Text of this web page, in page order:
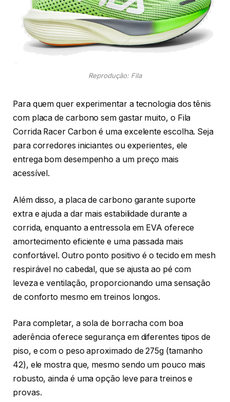
Reprodução: Fila
Para quem quer experimentar a tecnologia dos tênis
com placa de carbono sem gastar muito, o Fila
Corrida Racer Carbon é uma excelente escolha. Seja
para corredores iniciantes ou experientes, ele
entrega bom desempenho a um preço mais
acessível.
Além disso, a placa de carbono garante suporte
extra e ajuda a dar mais estabilidade durante a
corrida, enquanto a entressola em EVA oferece
amortecimento eficiente e uma passada mais
confortável. Outro ponto positivo é o tecido em mesh
respirável no cabedal, que se ajusta ao pé com
leveza e ventilação, proporcionando uma sensação
de conforto mesmo em treinos longos.
Para completar, a sola de borracha com boa
aderência oferece segurança em diferentes tipos de
piso, e com o peso aproximado de 275g (tamanho
42), ele mostra que, mesmo sendo um pouco mais
robusto, ainda é uma opção leve para treinos e
provas.